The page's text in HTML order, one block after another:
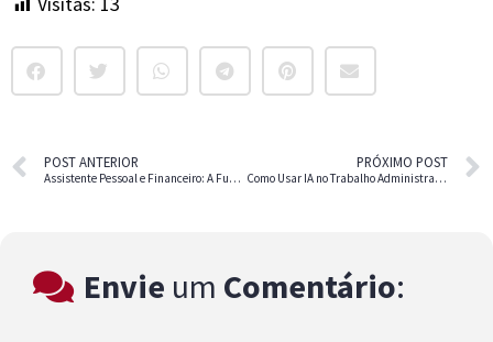
POST ANTERIOR
Assistente Pessoal e Financeiro: A Função que Une Estratégia e Controle
PRÓXIMO POST
Como Usar IA no Trabalho Administrativo e Aumentar a Produtividade
Envie um Comentário: